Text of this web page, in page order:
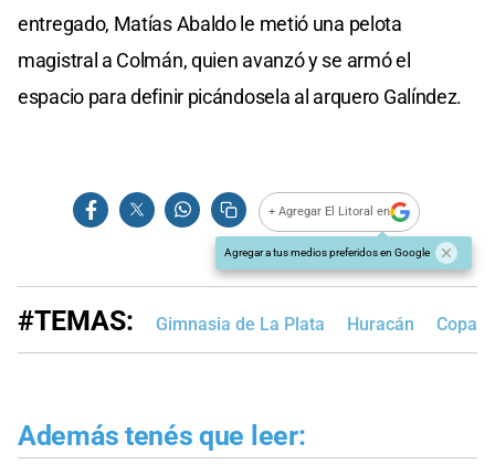
entregado, Matías Abaldo le metió una pelota
magistral a Colmán, quien avanzó y se armó el
espacio para definir picándosela al arquero Galíndez.
+ Agregar El Litoral en
Agregar a tus medios preferidos en Google
#TEMAS: Gimnasia de La Plata Huracán Copa
Además tenés que leer: